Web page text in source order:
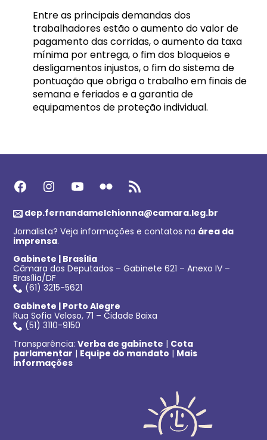
Entre as principais demandas dos
trabalhadores estão o aumento do valor de
pagamento das corridas, o aumento da taxa
mínima por entrega, o fim dos bloqueios e
desligamentos injustos, o fim do sistema de
pontuação que obriga o trabalho em finais de
semana e feriados e a garantia de
equipamentos de proteção individual.
Facebook Instagram Youtube Flickr Feed RSS
dep.fernandamelchionna@camara.leg.br
Jornalista? Veja informações e contatos na área da
imprensa.
Gabinete | Brasília
Câmara dos Deputados – Gabinete 621 – Anexo IV –
Brasília/DF
(61) 3215-5621
Gabinete | Porto Alegre
Rua Sofia Veloso, 71 – Cidade Baixa
(51) 3110-9150
Transparência:Verba de gabinete | Cota
parlamentar | Equipe do mandato | Mais
informações